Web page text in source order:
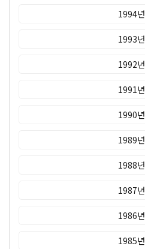
1994년
1993년
1992년
1991년
1990년
1989년
1988년
1987년
1986년
1985년